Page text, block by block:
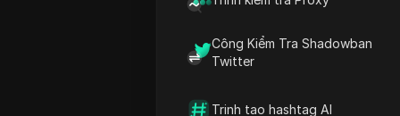
Công Kiểm Tra Shadowban
Twitter
Trinh tao hashtag AI
Trong hướng dẫn này,
đăng nhập cookie và
nhà phát triển đang tìm
thiết thực để quản lý